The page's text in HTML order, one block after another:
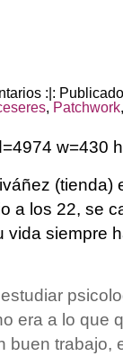
:|:
, Patchwork,
w=430
(tienda)
a los 22, se
vida siempre
era a lo que
buen trabajo,